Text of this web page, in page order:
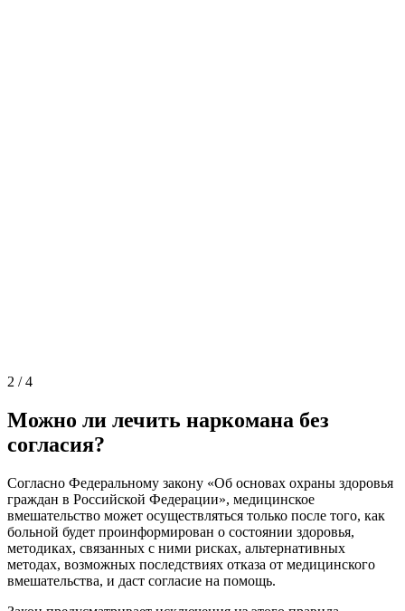
2 /4
Можно ли лечить наркомана без
согласия?
Согласно Федеральному закону «Об основах охраны здоровья
граждан в Российской Федерации», медицинское
вмешательство может осуществляться только после того, как
больной будет проинформирован о состоянии здоровья,
методиках, связанных с ними рисках, альтернативных
методах, возможных последствиях отказа от медицинского
вмешательства, и даст согласие на помощь.